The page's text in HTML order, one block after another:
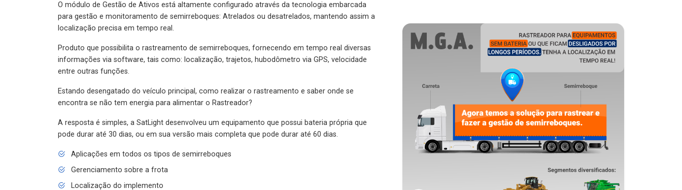
O módulo de Gestão de Ativos está altamente configurado através da tecnologia embarcada
para gestão e monitoramento de semirreboques: Atrelados ou desatrelados, mantendo assim a
localização precisa em tempo real.
Produto que possibilita o rastreamento de semirreboques, fornecendo em tempo real diversas
informações via software, tais como: localização, trajetos, hubodômetro via GPS, velocidade
entre outras funções.
Estando desengatado do veículo principal, como realizar o rastreamento e saber onde se
encontra se não tem energia para alimentar o Rastreador?
A resposta é simples, a SatLight desenvolveu um equipamento que possui bateria própria que
pode durar até 30 dias, ou em sua versão mais completa que pode durar até 60 dias.
Aplicações em todos os tipos de semirreboques
Gerenciamento sobre a frota
Localização do implemento